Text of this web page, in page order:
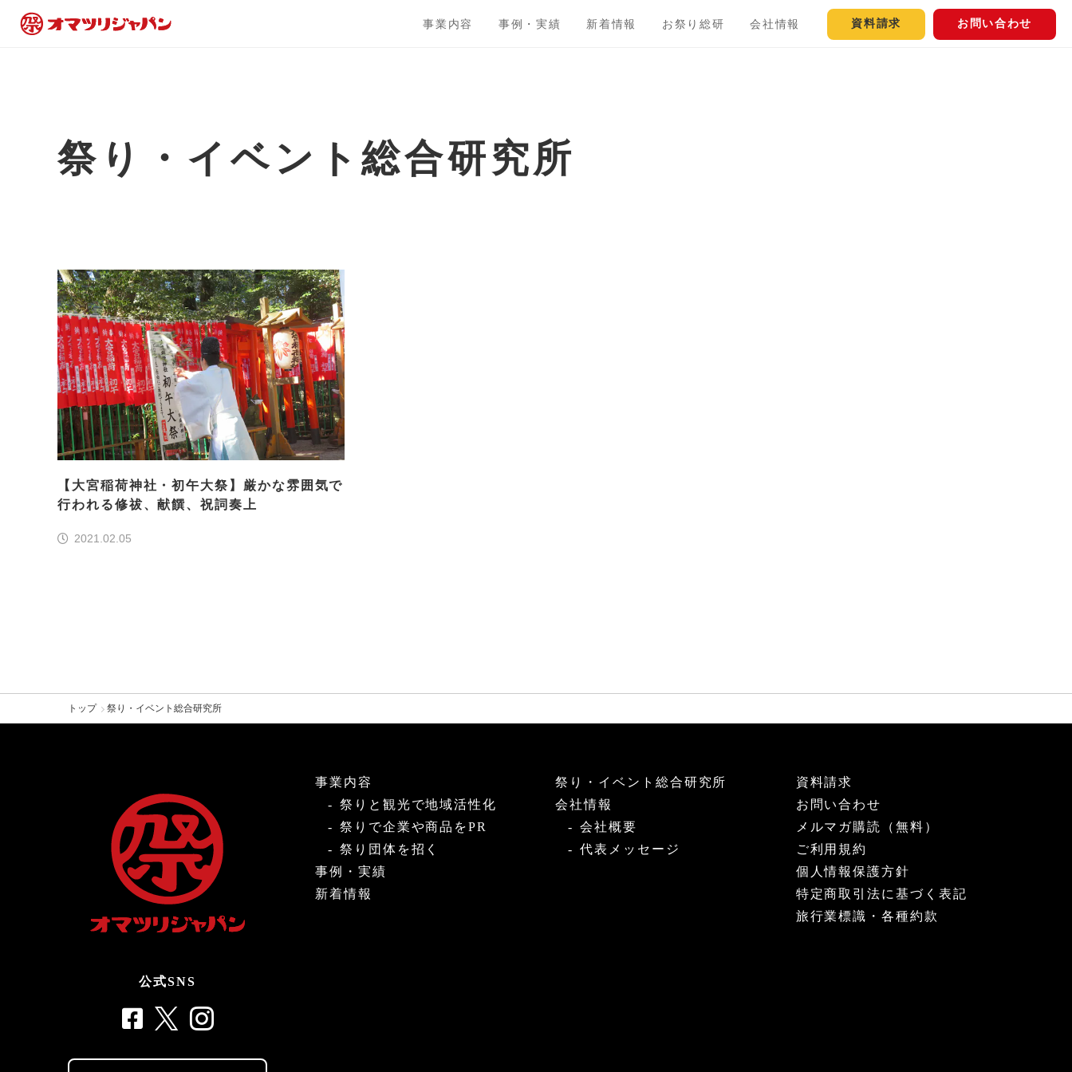
事業内容 事例・実績 新着情報 お祭り総研 会社情報 資料請求 お問い合わせ
祭り・イベント総合研究所
【大宮稲荷神社・初午大祭】厳かな雰囲気で
行われる修祓、献饌、祝詞奏上
2021.02.05
トップ 祭り・イベント総合研究所
公式SNS
事業内容
祭りと観光で地域活性化
祭りで企業や商品をPR
祭り団体を招く
事例・実績
新着情報
祭り・イベント総合研究所
会社情報
会社概要
代表メッセージ
資料請求
お問い合わせ
メルマガ購読（無料）
ご利用規約
個人情報保護方針
特定商取引法に基づく表記
旅行業標識・各種約款